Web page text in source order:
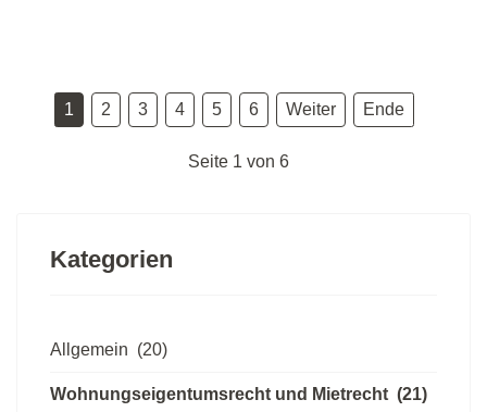
1 2 3 4 5 6 Weiter Ende
Seite 1 von 6
Kategorien
Allgemein (20)
Wohnungseigentumsrecht und Mietrecht (21)